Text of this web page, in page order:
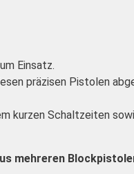
Einsatz.
präzisen Pistolen
kurzen Schaltzeiten
mehreren